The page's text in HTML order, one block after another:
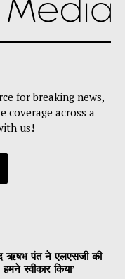
for breaking news,
coverage across a
us!
ऋषभ पंत ने एलएसजी की
स्वीकार किया’